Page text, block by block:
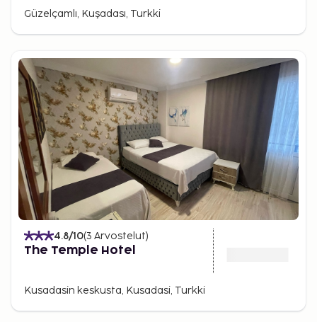
Güzelçamlı, Kuşadası, Turkki
4.8/10(3 Arvostelut)
The Temple Hotel
Kusadasin keskusta, Kusadasi, Turkki